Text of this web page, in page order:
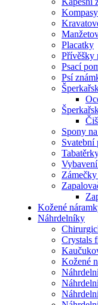
Kompasy
Placatky
Přívěšky
Psací
Psí
Spony
Svatební
Kožené
Náhrdelníky
Crystals
Kožené